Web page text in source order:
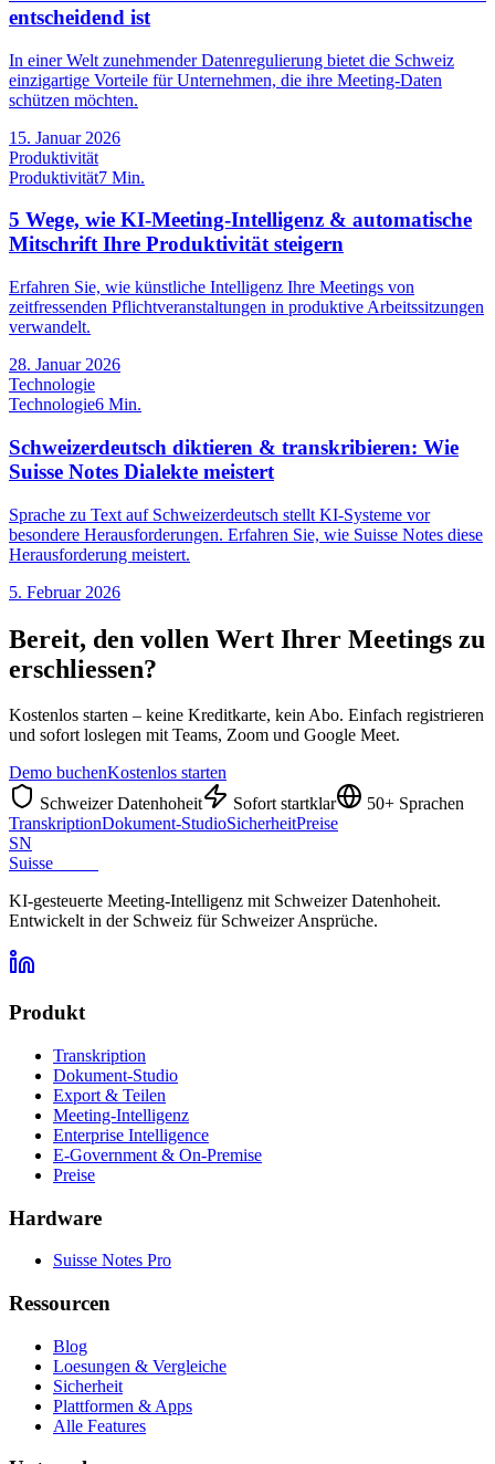
entscheidend ist
In einer Welt zunehmender Datenregulierung bietet die Schweiz
einzigartige Vorteile für Unternehmen, die ihre Meeting-Daten
schützen möchten.
15. Januar 2026
Produktivität
Produktivität7 Min.
5 Wege, wie KI-Meeting-Intelligenz & automatische
Mitschrift Ihre Produktivität steigern
Erfahren Sie, wie künstliche Intelligenz Ihre Meetings von
zeitfressenden Pflichtveranstaltungen in produktive Arbeitssitzungen
verwandelt.
28. Januar 2026
Technologie
Technologie6 Min.
Schweizerdeutsch diktieren & transkribieren: Wie
Suisse Notes Dialekte meistert
Sprache zu Text auf Schweizerdeutsch stellt KI-Systeme vor
besondere Herausforderungen. Erfahren Sie, wie Suisse Notes diese
Herausforderung meistert.
5. Februar 2026
Bereit, den vollen Wert Ihrer Meetings zu
erschliessen?
Kostenlos starten – keine Kreditkarte, kein Abo. Einfach registrieren
und sofort loslegen mit Teams, Zoom und Google Meet.
Demo buchenKostenlos starten
Schweizer Datenhoheit
Sofort startklar
50+ Sprachen
TranskriptionDokument-StudioSicherheitPreise
SN
Suisse
KI-gesteuerte Meeting-Intelligenz mit Schweizer Datenhoheit.
Entwickelt in der Schweiz für Schweizer Ansprüche.
Produkt
Transkription
Dokument-Studio
Export & Teilen
Meeting-Intelligenz
Enterprise Intelligence
E-Government & On-Premise
Preise
Hardware
Suisse Notes Pro
Ressourcen
Blog
Loesungen & Vergleiche
Sicherheit
Plattformen & Apps
Alle Features